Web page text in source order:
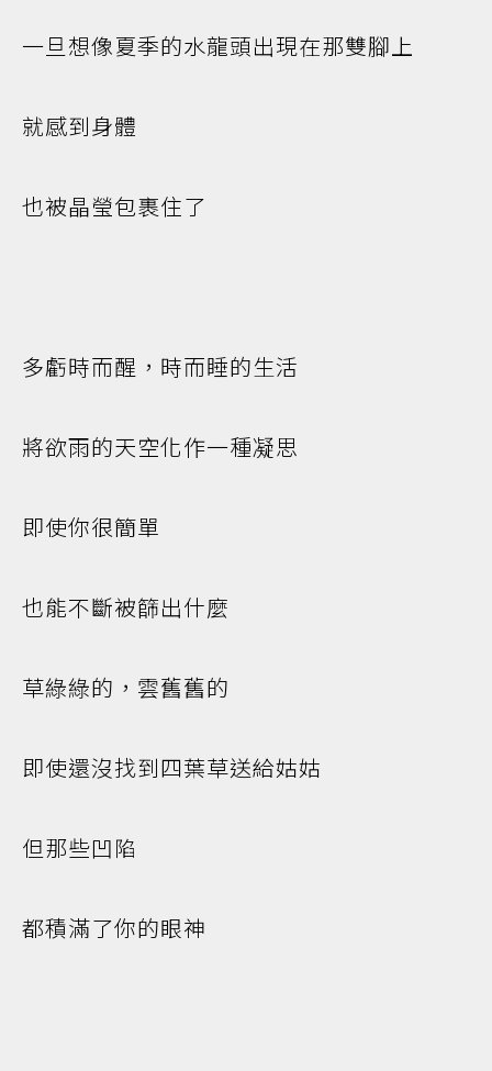
一旦想像夏季的水龍頭出現在那雙腳上
就感到身體
也被晶瑩包裹住了
多虧時而醒，時而睡的生活
將欲雨的天空化作一種凝思
即使你很簡單
也能不斷被篩出什麼
草綠綠的，雲舊舊的
即使還沒找到四葉草送給姑姑
但那些凹陷
都積滿了你的眼神